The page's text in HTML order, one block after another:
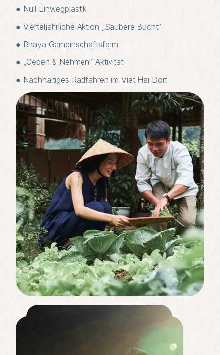
● Null Einwegplastik
● Vierteljährliche Aktion „Saubere Bucht“
● Bhaya Gemeinschaftsfarm
● „Geben & Nehmen“-Aktivität
● Nachhaltiges Radfahren im Viet Hai Dorf